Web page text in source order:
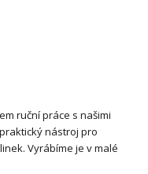
ruční práce s našimi
nástroj pro
Vyrábíme je v malé